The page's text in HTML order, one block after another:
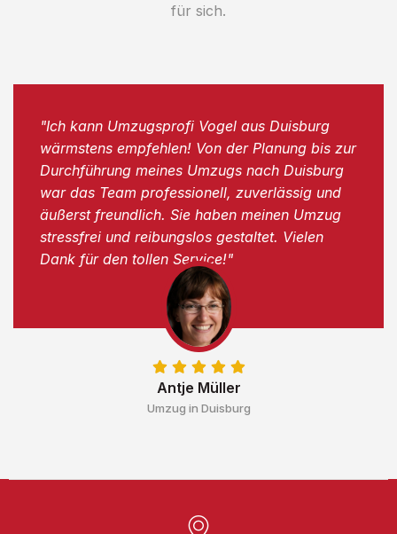
für sich.
Antje Müller
Umzug in Duisburg
"Ich kann Umzugsprofi Vogel aus Duisburg
wärmstens empfehlen! Von der Planung bis zur
Durchführung meines Umzugs nach Duisburg
war das Team professionell, zuverlässig und
äußerst freundlich. Sie haben meinen Umzug
stressfrei und reibungslos gestaltet. Vielen
Dank für den tollen Service!"